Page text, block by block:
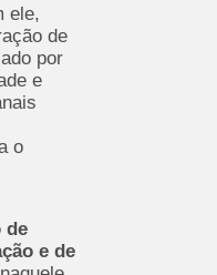
ele,
de
por
e
o
de
e de